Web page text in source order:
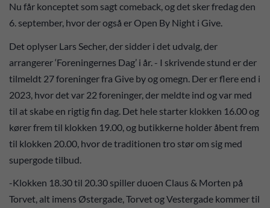
Nu får konceptet som sagt comeback, og det sker fredag den
6. september, hvor der også er Open By Night i Give.
Det oplyser Lars Secher, der sidder i det udvalg, der
arrangerer ‘Foreningernes Dag’ i år. - I skrivende stund er der
tilmeldt 27 foreninger fra Give by og omegn. Der er flere end i
2023, hvor det var 22 foreninger, der meldte ind og var med
til at skabe en rigtig fin dag. Det hele starter klokken 16.00 og
kører frem til klokken 19.00, og butikkerne holder åbent frem
til klokken 20.00, hvor de traditionen tro stør om sig med
supergode tilbud.
-Klokken 18.30 til 20.30 spiller duoen Claus & Morten på
Torvet, alt imens Østergade, Torvet og Vestergade kommer til